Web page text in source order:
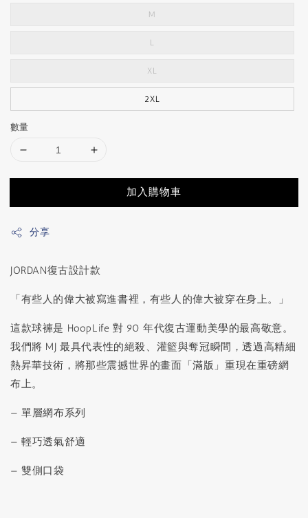
M
L
XL
2XL
數量
加入購物車
分享
JORDAN復古設計款
「有些人的偉大被寫進書裡，有些人的偉大被穿在身上。」
這款球褲是 HoopLife 對 90 年代復古運動美學的最高敬意。
我們將 MJ 最具代表性的絕殺、灌籃與奪冠瞬間，透過高精細
熱昇華技術，將那些震撼世界的畫面「滿版」重現在重磅網
布上。
— 單層網布系列
— 輕巧透氣舒適
— 雙側口袋